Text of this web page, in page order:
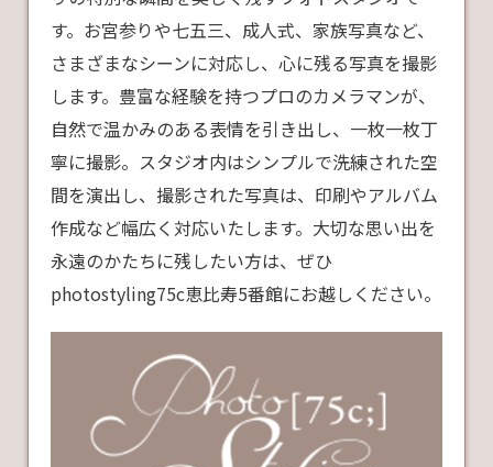
す。お宮参りや七五三、成人式、家族写真など、
さまざまなシーンに対応し、心に残る写真を撮影
します。豊富な経験を持つプロのカメラマンが、
自然で温かみのある表情を引き出し、一枚一枚丁
寧に撮影。スタジオ内はシンプルで洗練された空
間を演出し、撮影された写真は、印刷やアルバム
作成など幅広く対応いたします。大切な思い出を
永遠のかたちに残したい方は、ぜひ
photostyling75c恵比寿5番館にお越しください。